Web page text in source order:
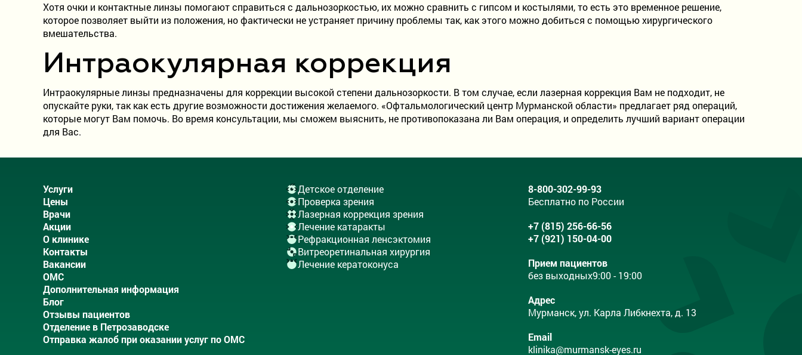
Хотя очки и контактные линзы помогают справиться с дальнозоркостью, их можно сравнить с гипсом и костылями, то есть это временное решение,
которое позволяет выйти из положения, но фактически не устраняет причину проблемы так, как этого можно добиться с помощью хирургического
вмешательства.
Интраокулярная коррекция
Интраокулярные линзы предназначены для коррекции высокой степени дальнозоркости. В том случае, если лазерная коррекция Вам не подходит, не
опускайте руки, так как есть другие возможности достижения желаемого. «Офтальмологический центр Мурманской области» предлагает ряд операций,
которые могут Вам помочь. Во время консультации, мы сможем выяснить, не противопоказана ли Вам операция, и определить лучший вариант операции
для Вас.
Услуги
Цены
Врачи
Акции
О клинике
Контакты
Вакансии
ОМС
Дополнительная информация
Блог
Отзывы пациентов
Отделение в Петрозаводске
Отправка жалоб при оказании услуг по ОМС
Детское отделение
Проверка зрения
Лазерная коррекция зрения
Лечение катаракты
Рефракционная ленсэктомия
Витреоретинальная хирургия
Лечение кератоконуса
8-800-302-99-93
Бесплатно по России
+7 (815) 256-66-56
+7 (921) 150-04-00
Прием пациентов
9:00 - 19:00
без выходных
Адрес
Мурманск, ул. Карла Либкнехта, д. 13
Email
klinika@murmansk-eyes.ru